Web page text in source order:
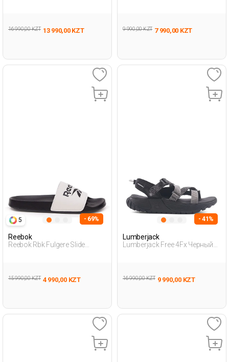
16 990,00 KZT 13 990,00 KZT 9 990,00 KZT 7 990,00 KZT
5 - 69%
Reebok
Reebok Rbk Fulgere Slide
15 990,00 KZT 4 990,00 KZT
- 41%
Lumberjack
Lumberjack Free 4Fx Черный
16 990,00 KZT 9 990,00 KZT